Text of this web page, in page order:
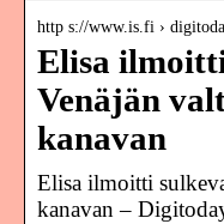
http s://www.is.fi ›
Elisa
Venäjän
kanavan
Elisa ilmoitti
kanavan –